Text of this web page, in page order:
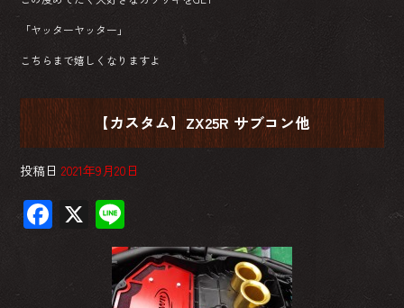
「ヤッターヤッター」
こちらまで嬉しくなりますよ
【カスタム】ZX25R サブコン他
投稿日 2021年9月20日
F X
ne